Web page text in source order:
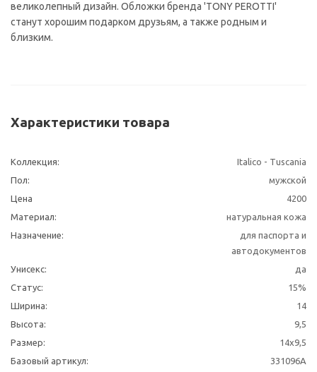
великолепный дизайн. Обложки бренда 'TONY PEROTTI'
станут хорошим подарком друзьям, а также родным и
близким.
Характеристики товара
Коллекция:
Italico - Tuscania
Пол:
мужской
Цена
4200
Материал:
натуральная кожа
Назначение:
для паспорта и
автодокументов
Унисекс:
да
Статус:
15%
Ширина:
14
Высота:
9,5
Размер:
14x9,5
Базовый артикул:
331096А